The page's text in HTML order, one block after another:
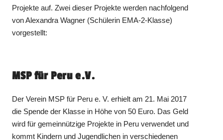
Projekte auf. Zwei dieser Projekte werden nachfolgend
von Alexandra Wagner (Schülerin EMA-2-Klasse)
vorgestellt:
MSP für Peru e.V.
Der Verein MSP für Peru e. V. erhielt am 21. Mai 2017
die Spende der Klasse in Höhe von 50 Euro. Das Geld
wird für gemeinnützige Projekte in Peru verwendet und
kommt Kindern und Jugendlichen in verschiedenen